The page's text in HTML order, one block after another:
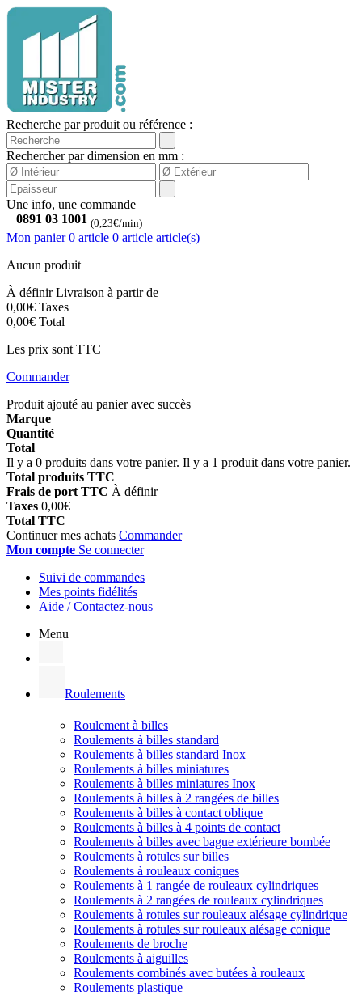
Recherche par produit ou référence :
Rechercher par dimension en mm :
Une info, une commande
0891 03 1001 (0,23€/min)
Mon panier 0 article 0 article article(s)
Aucun produit
À définirLivraison à partir de
0,00€ Taxes
0,00€ Total
Les prix sont TTC
Commander
Produit ajouté au panier avec succès
Marque
Quantité
Total
Il y a 0 produits dans votre panier. Il y a 1 produit dans votre panier.
Total produits TTC
Frais de port TTC À définir
Taxes 0,00€
Total TTC
Continuer mes achats Commander
Mon compte Se connecter
Suivi de commandes
Mes points fidélités
Aide / Contactez-nous
Menu
Roulements
Roulement à billes
Roulements à billes standard
Roulements à billes standard Inox
Roulements à billes miniatures
Roulements à billes miniatures Inox
Roulements à billes à 2 rangées de billes
Roulements à billes à contact oblique
Roulements à billes à 4 points de contact
Roulements à billes avec bague extérieure bombée
Roulements à rotules sur billes
Roulements à rouleaux coniques
Roulements à 1 rangée de rouleaux cylindriques
Roulements à 2 rangées de rouleaux cylindriques
Roulements à rotules sur rouleaux alésage cylindrique
Roulements à rotules sur rouleaux alésage conique
Roulements de broche
Roulements à aiguilles
Roulements combinés avec butées à rouleaux
Roulements plastique